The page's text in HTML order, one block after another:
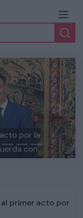
Next
al primer acto por